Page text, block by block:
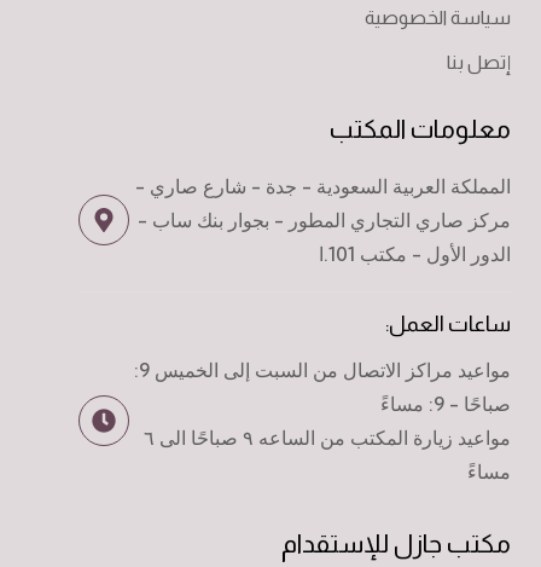
سياسة الخصوصية
إتصل بنا
معلومات المكتب
المملكة العربية السعودية - جدة - شارع صاري -
مركز صاري التجاري المطور - بجوار بنك ساب -
الدور الأول - مكتب 101.ا
ساعات العمل:
مواعيد مراكز الاتصال من السبت إلى الخميس 9:
صباحًا - 9: مساءً
مواعيد زيارة المكتب من الساعه ٩ صباحًا الى ٦
مساءً
مكتب جازل للإستقدام